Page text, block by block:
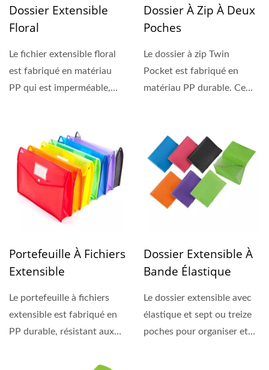
Dossier Extensible
Floral
Le fichier extensible floral
est fabriqué en matériau
PP qui est imperméable,
Dossier À Zip À Deux
Poches
Le dossier à zip Twin
Pocket est fabriqué en
matériau PP durable. Ce
Portefeuille À Fichiers
Extensible
Le portefeuille à fichiers
extensible est fabriqué en
PP durable, résistant aux
Dossier Extensible À
Bande Élastique
Le dossier extensible avec
élastique et sept ou treize
poches pour organiser et